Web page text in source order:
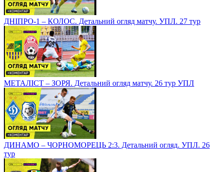
ДНІПРО-1 – КОЛОС. Детальний огляд матчу. УПЛ. 27 тур
МЕТАЛІСТ – ЗОРЯ. Детальний огляд матчу. 26 тур УПЛ
ДИНАМО – ЧОРНОМОРЕЦЬ 2:3. Детальний огляд. УПЛ. 26
тур